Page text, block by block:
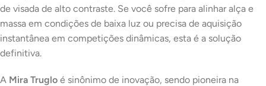
de visada de alto contraste. Se você sofre para alinhar alça e
massa em condições de baixa luz ou precisa de aquisição
instantânea em competições dinâmicas, esta é a solução
definitiva.
A Mira Truglo é sinônimo de inovação, sendo pioneira na